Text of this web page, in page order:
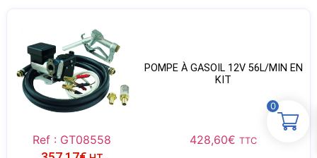
POMPE À GASOIL 12V 56L/MIN EN
KIT
Ref : GT08558 428,60€ TTC
0